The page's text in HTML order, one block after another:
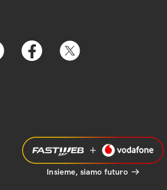
Insieme, siamo futuro